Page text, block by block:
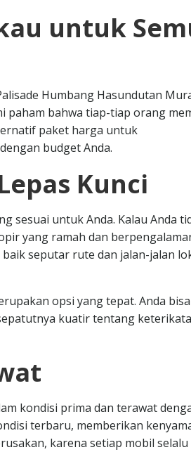
untuk
Humbang Hasundutan
paham bahwa tiap-tiap orang
paket harga untuk
budget Anda.
Kunci
sesuai untuk Anda. Kalau Anda
yang ramah dan
seputar rute dan jalan-jalan
opsi yang tepat. Anda bisa
kuatir tentang
kondisi prima dan terawat
terbaru, memberikan
karena setiap mobil